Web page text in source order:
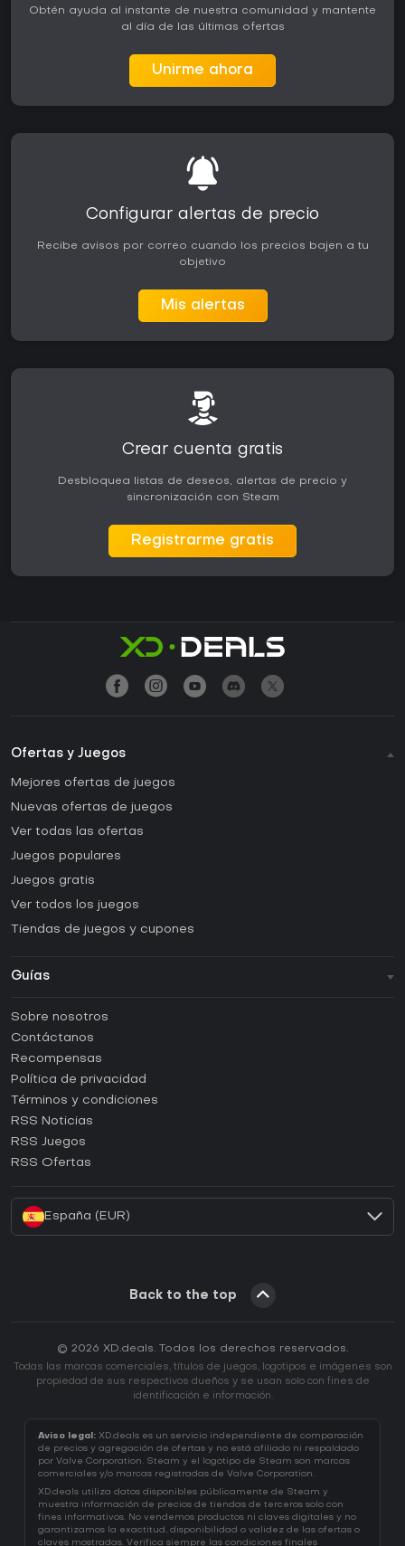
Obtén ayuda al instante de nuestra comunidad y mantente
al día de las últimas ofertas
Unirme ahora
Configurar alertas de precio
Recibe avisos por correo cuando los precios bajen a tu
objetivo
Mis alertas
Crear cuenta gratis
Desbloquea listas de deseos, alertas de precio y
sincronización con Steam
Registrarme gratis
Ofertas y Juegos
Mejores ofertas de juegos
Nuevas ofertas de juegos
Ver todas las ofertas
Juegos populares
Juegos gratis
Ver todos los juegos
Tiendas de juegos y cupones
Guías
Guías y tutoriales
¿Cómo activar una CD Key de Steam?
¿Cómo activar una CD Key de Epic Games?
¿Cómo activar una CD Key de GOG?
¿Cómo activar una CD Key de Ubisoft Connect?
Sobre nosotros
Contáctanos
Recompensas
Política de privacidad
Términos y condiciones
RSS Noticias
RSS Juegos
RSS Ofertas
España (EUR)
Back to the top
© 2026 XD.deals. Todos los derechos reservados.
Todas las marcas comerciales, títulos de juegos, logotipos e imágenes son
propiedad de sus respectivos dueños y se usan solo con fines de
identificación e información.
Aviso legal: XD.deals es un servicio independiente de comparación
de precios y agregación de ofertas y no está afiliado ni respaldado
por Valve Corporation. Steam y el logotipo de Steam son marcas
comerciales y/o marcas registradas de Valve Corporation.
XD.deals utiliza datos disponibles públicamente de Steam y
muestra información de precios de tiendas de terceros solo con
fines informativos. No vendemos productos ni claves digitales y no
garantizamos la exactitud, disponibilidad o validez de las ofertas o
claves mostradas. Verifica siempre las condiciones finales